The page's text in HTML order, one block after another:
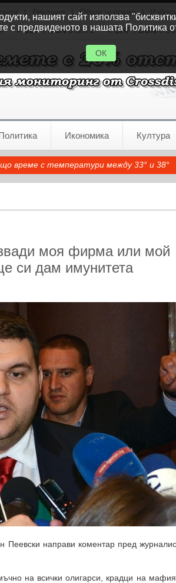
Общи условия
GBP / BGN0.8572 CHF / BGN
Икономика Култура
време с температури между 33° и 38°
моя фирма или мой
си дам имунитета
направи коментар пред
на всички олигарси, крадци на
нашият сайт използва
с предвиденото в нашата Политика
ОК